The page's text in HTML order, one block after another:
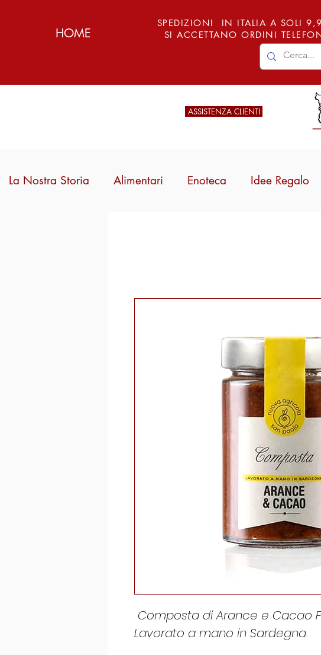
HOME
SPEDIZIONI IN ITALIA A SOLI
SI ACCETTANO ORDINI
ASSISTENZA CLIENTI
La Nostra Storia Alimentari Enoteca Idee Regalo
Composta di Arance e Cacao
Lavorato a mano in Sardegna.